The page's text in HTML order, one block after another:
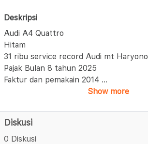
Deskripsi
Audi A4 Quattro
Hitam
31 ribu service record Audi mt Haryono
Pajak Bulan 8 tahun 2025
Faktur dan pemakain 2014 ...
Show more
Diskusi
0 Diskusi